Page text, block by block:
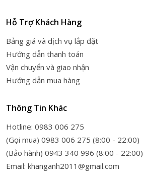
Hỗ Trợ Khách Hàng
Bảng giá và dịch vụ lắp đặt
Hướng dẫn thanh toán
Vận chuyển và giao nhận
Hướng dẫn mua hàng
Thông Tin Khác
Hotline: 0983 006 275
(Gọi mua) 0983 006 275 (8:00 - 22:00)
(Bảo hành) 0943 340 996 (8:00 - 22:00)
Email: khanganh2011@gmail.com